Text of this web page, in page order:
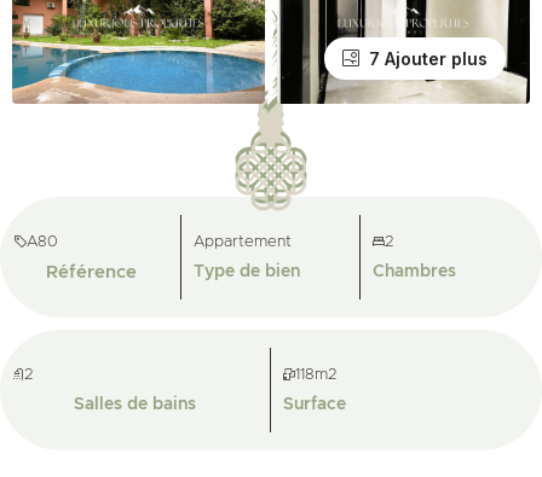
7 Ajouter plus
A80
Référence
Appartement
Type de bien
2
Chambres
2
Salles de bains
118m2
Surface